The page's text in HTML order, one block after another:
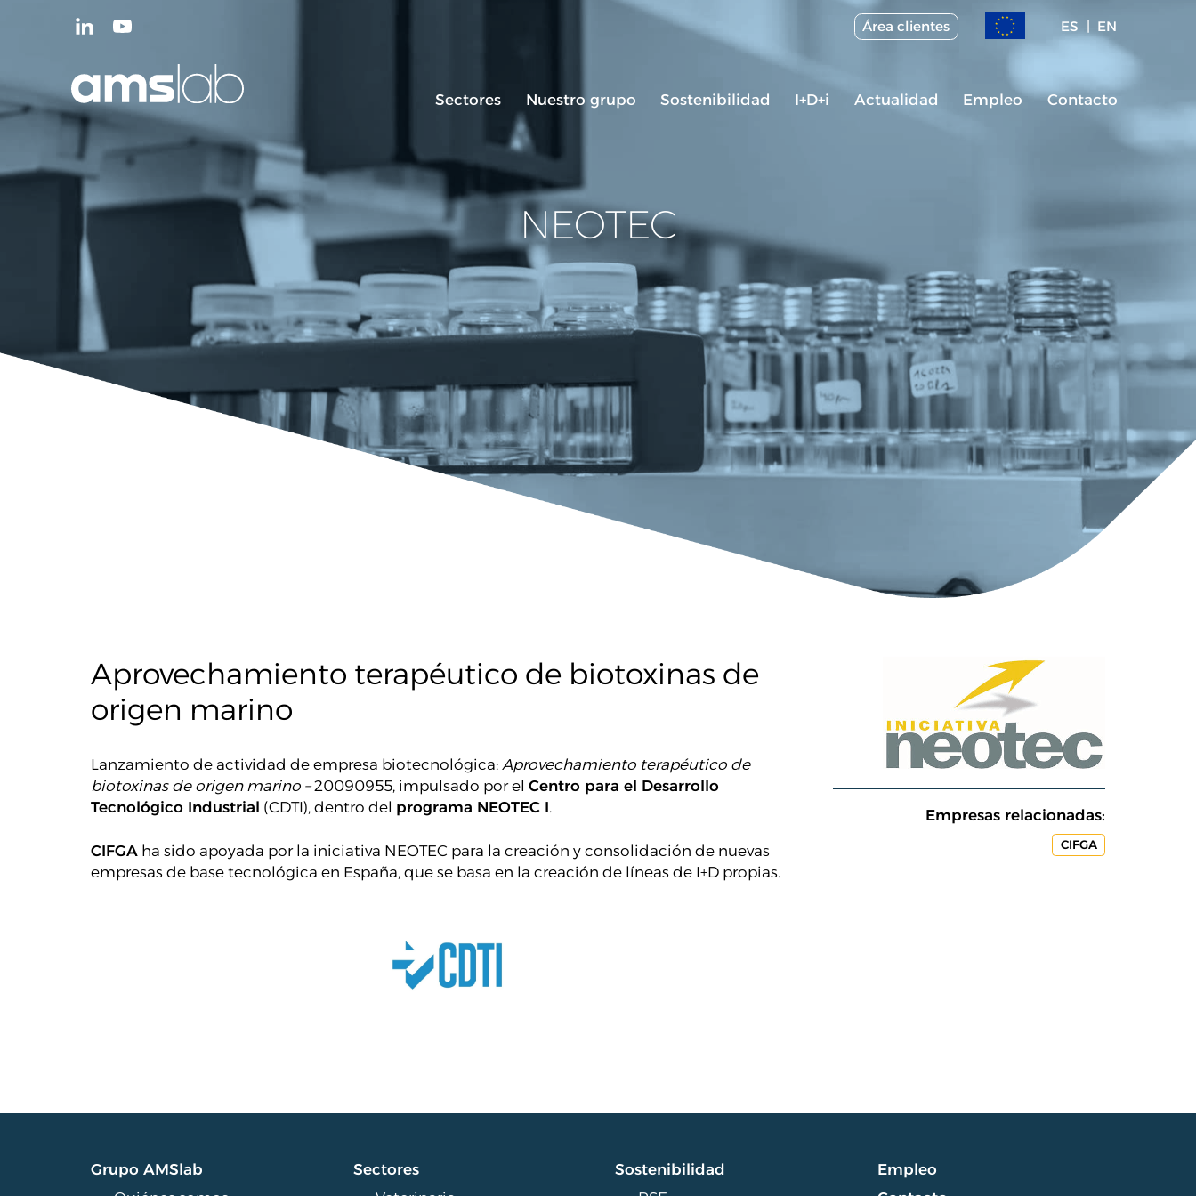
Área clientes ES EN
Sectores Nuestro grupo Sostenibilidad I+D+i Actualidad Empleo Contacto
NEOTEC
Aprovechamiento terapéutico de biotoxinas de
origen marino
Lanzamiento de actividad de empresa biotecnológica: Aprovechamiento terapéutico de
biotoxinas de origen marino –20090955, impulsado por el Centro para el Desarrollo
Tecnológico Industrial (CDTI), dentro del programa NEOTEC I.
CIFGA ha sido apoyada por la iniciativa NEOTEC para la creación y consolidación de nuevas
empresas de base tecnológica en España, que se basa en la creación de líneas de I+D propias.
Empresas relacionadas:
CIFGA
Grupo AMSlab
Sectores
Sostenibilidad
Empleo